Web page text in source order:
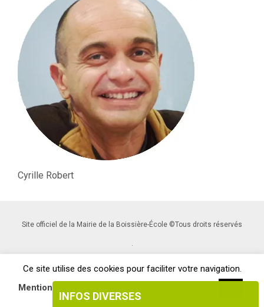
Cyrille Robert
Site officiel de la Mairie de la Boissière-École ©Tous droits réservés
Ce site utilise des cookies pour faciliter votre navigation.
Mentions légales & Politique de confidentialité
INFOS DIVERSES